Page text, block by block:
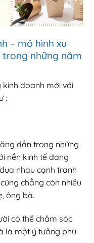
– mô hình xu
trong những năm
doanh mới với
:
dần trong những
nền kinh tế đang
nhau cạnh tranh
chẳng còn nhiều
ông bà.
có thể chăm sóc
là một ý tưởng phù